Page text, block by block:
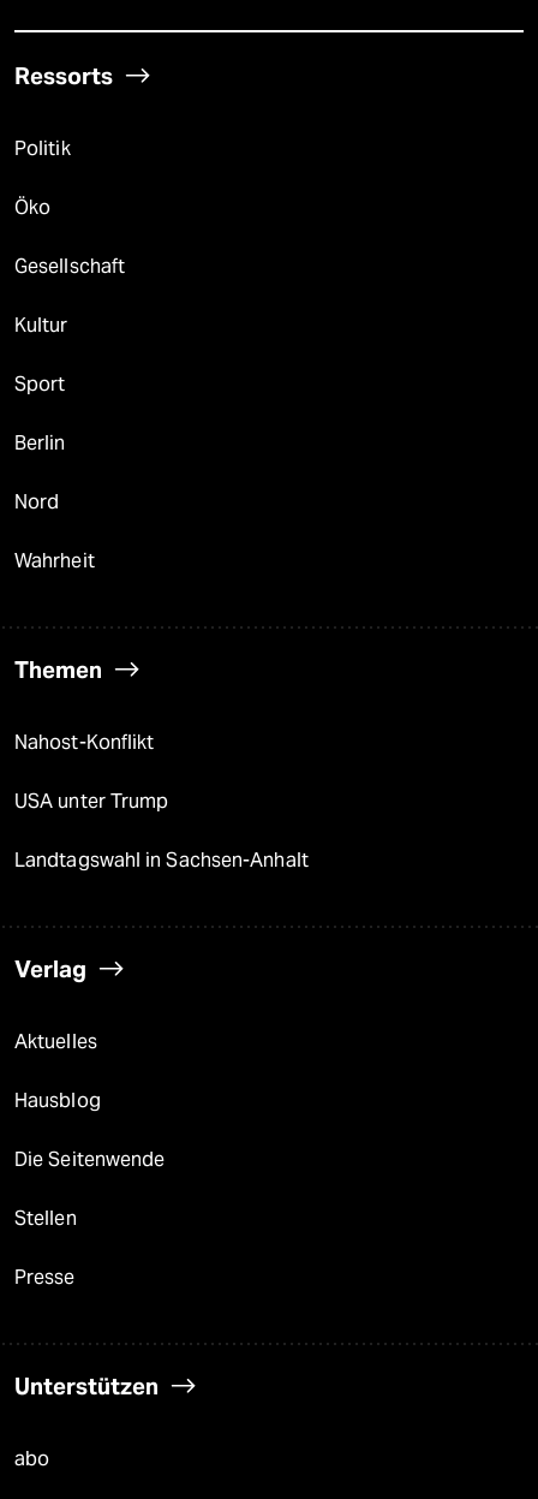
Ressorts
Politik
Öko
Gesellschaft
Kultur
Sport
Berlin
Nord
Wahrheit
Themen
Nahost-Konflikt
USA unter Trump
Landtagswahl in Sachsen-Anhalt
Verlag
Aktuelles
Hausblog
Die Seitenwende
Stellen
Presse
Unterstützen
abo